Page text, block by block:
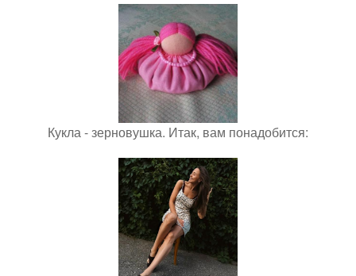
Кукла - зерновушка. Итак, вам понадобится: